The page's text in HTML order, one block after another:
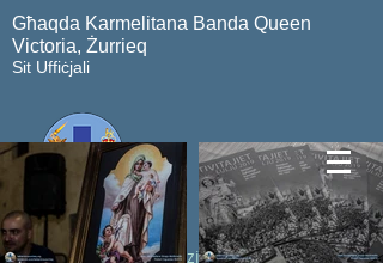
Għaqda Karmelitana Banda Queen
Victoria, Żurrieq
Sit Uffiċjali
Amministrazzjoni
Kuntatt